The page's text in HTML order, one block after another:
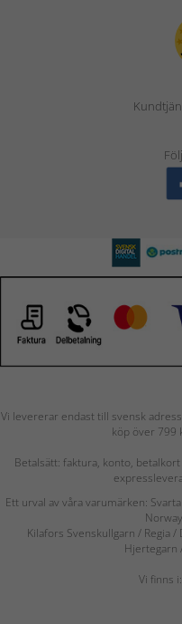
Vi levererar endast till svensk
köp över 799
Betalsätt: faktura, konto,
Ett urval av våra varumärken:
Norway
Kilafors Svenskullgarn / Regia /
Hjertegarn
Vi finns i: